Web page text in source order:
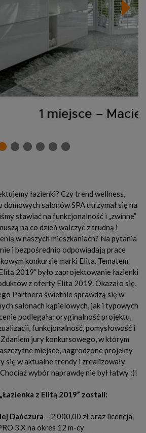
łazienki? Czy trend wellness,
salonów SPA utrzymał się na
stawiać na funkcjonalność i „zwinne”
na co dzień walczyć z trudną i
w naszych mieszkaniach? Na pytania
i bezpośrednio odpowiadają prace
konkursie marki Elita. Tematem
2019” było zaprojektowanie łazienki
z oferty Elita 2019. Okazało się,
Partnera świetnie sprawdzą się w
salonach kąpielowych, jak i typowych
podlegała: oryginalność projektu,
funkcjonalność, pomysłowość i
jury konkursowego, w którym
miejsce, nagrodzone projekty
się w aktualne trendy i zrealizowały
wybór naprawdę nie był łatwy :)!
z Elitą 2019” zostali:
Dańczura – 2 000,00 zł oraz licencja
3.X na okres 12 m-cy